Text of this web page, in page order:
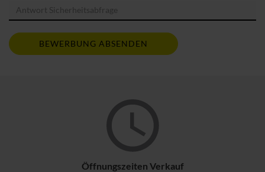
BEWERBUNG ABSENDEN
Öffnungszeiten Verkauf